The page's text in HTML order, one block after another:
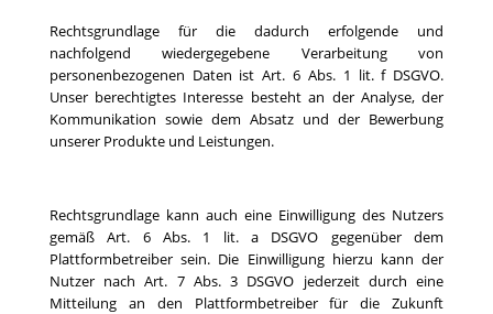
Rechtsgrundlage für die dadurch erfolgende und
nachfolgend wiedergegebene Verarbeitung von
personenbezogenen Daten ist Art. 6 Abs. 1 lit. f DSGVO.
Unser berechtigtes Interesse besteht an der Analyse, der
Kommunikation sowie dem Absatz und der Bewerbung
unserer Produkte und Leistungen.
Rechtsgrundlage kann auch eine Einwilligung des Nutzers
gemäß Art. 6 Abs. 1 lit. a DSGVO gegenüber dem
Plattformbetreiber sein. Die Einwilligung hierzu kann der
Nutzer nach Art. 7 Abs. 3 DSGVO jederzeit durch eine
Mitteilung an den Plattformbetreiber für die Zukunft